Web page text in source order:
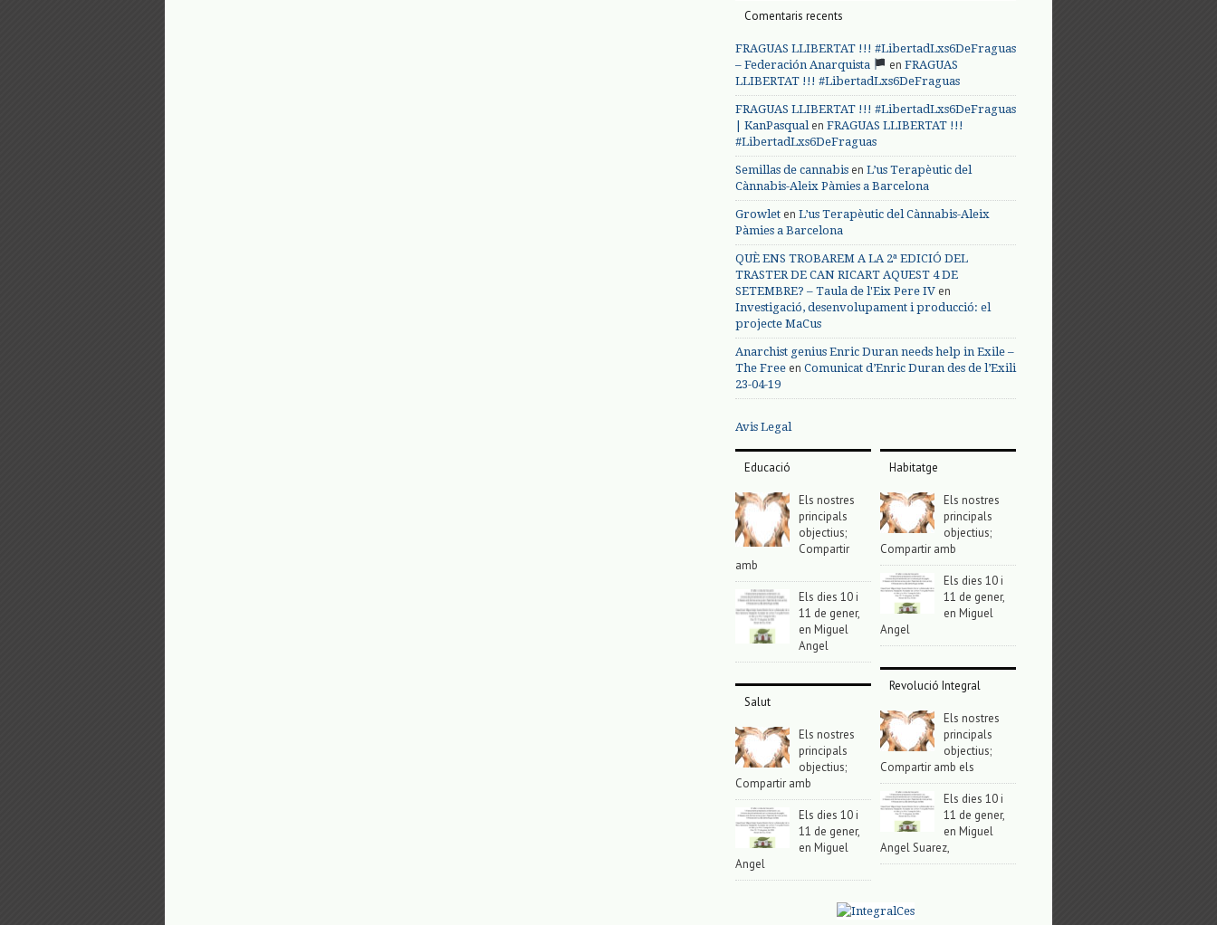
Comentaris recents
FRAGUAS LLIBERTAT !!! #LibertadLxs6DeFraguas
– Federación Anarquista
en FRAGUAS
LLIBERTAT !!! #LibertadLxs6DeFraguas
FRAGUAS LLIBERTAT !!! #LibertadLxs6DeFraguas
| KanPasqualen FRAGUAS LLIBERTAT !!!
#LibertadLxs6DeFraguas
Semillas de cannabis en L’us Terapèutic del
Cànnabis-Aleix Pàmies a Barcelona
Growlet en L’us Terapèutic del Cànnabis-Aleix
Pàmies a Barcelona
QUÈ ENS TROBAREM A LA 2ª EDICIÓ DEL
TRASTER DE CAN RICART AQUEST 4 DE
SETEMBRE? – Taula de l'Eix Pere IV en
Investigació, desenvolupament i producció: el
projecte MaCus
Anarchist genius Enric Duran needs help in Exile –
The Free en Comunicat d’Enric Duran des de l’Exili
23-04-19
Avis Legal
Educació
Els nostres
principals
objectius;
Compartir
amb
Els dies 10 i
11 de gener,
en Miguel
Angel
Salut
Els nostres
principals
objectius;
Compartir amb
Els dies 10 i
11 de gener,
en Miguel
Angel
Habitatge
Els nostres
principals
objectius;
Compartir amb
Els dies 10 i
11 de gener,
en Miguel
Angel
Revolució Integral
Els nostres
principals
objectius;
Compartir amb els
Els dies 10 i
11 de gener,
en Miguel
Angel Suarez,